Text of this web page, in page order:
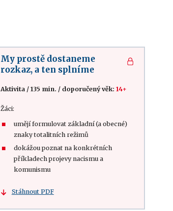
My prostě dostaneme
rozkaz, a ten splníme
Aktivita/ 135 min. / doporučený věk: 14+
Žáci:
umějí formulovat základní (a obecné)
znaky totalitních režimů
dokážou poznat na konkrétních
příkladech projevy nacismu a
komunismu
Stáhnout PDF